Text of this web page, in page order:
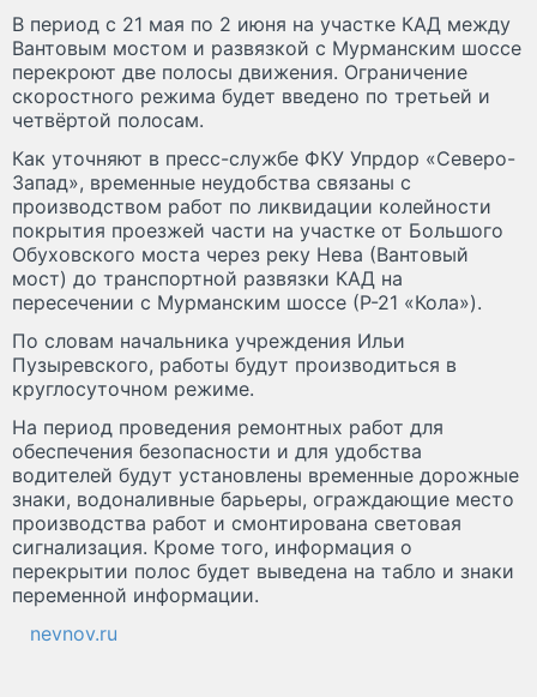
В период с 21 мая по 2 июня на участке КАД между
Вантовым мостом и развязкой с Мурманским шоссе
перекроют две полосы движения. Ограничение
скоростного режима будет введено по третьей и
четвёртой полосам.
Как уточняют в пресс-службе ФКУ Упрдор «Северо-
Запад», временные неудобства связаны с
производством работ по ликвидации колейности
покрытия проезжей части на участке от Большого
Обуховского моста через реку Нева (Вантовый
мост) до транспортной развязки КАД на
пересечении с Мурманским шоссе (Р-21 «Кола»).
По словам начальника учреждения Ильи
Пузыревского, работы будут производиться в
круглосуточном режиме.
На период проведения ремонтных работ для
обеспечения безопасности и для удобства
водителей будут установлены временные дорожные
знаки, водоналивные барьеры, ограждающие место
производства работ и смонтирована световая
сигнализация. Кроме того, информация о
перекрытии полос будет выведена на табло и знаки
переменной информации.
nevnov.ru